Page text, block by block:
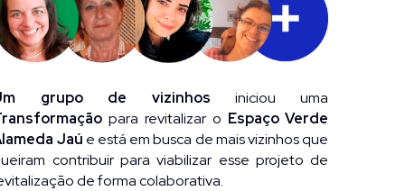
grupo de vizinhos
para revitalizar o Espaço Verde
Jaú e está em busca de mais vizinhos que
contribuir para viabilizar esse projeto de
de forma colaborativa.